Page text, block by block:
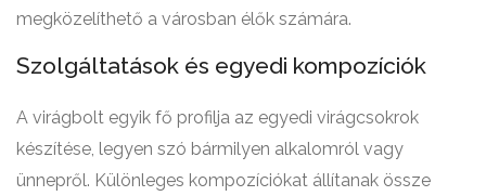
megközelíthető a városban élők számára.
Szolgáltatások és egyedi kompozíciók
A virágbolt egyik fő profilja az egyedi virágcsokrok
készítése, legyen szó bármilyen alkalomról vagy
ünnepről. Különleges kompozíciókat állítanak össze